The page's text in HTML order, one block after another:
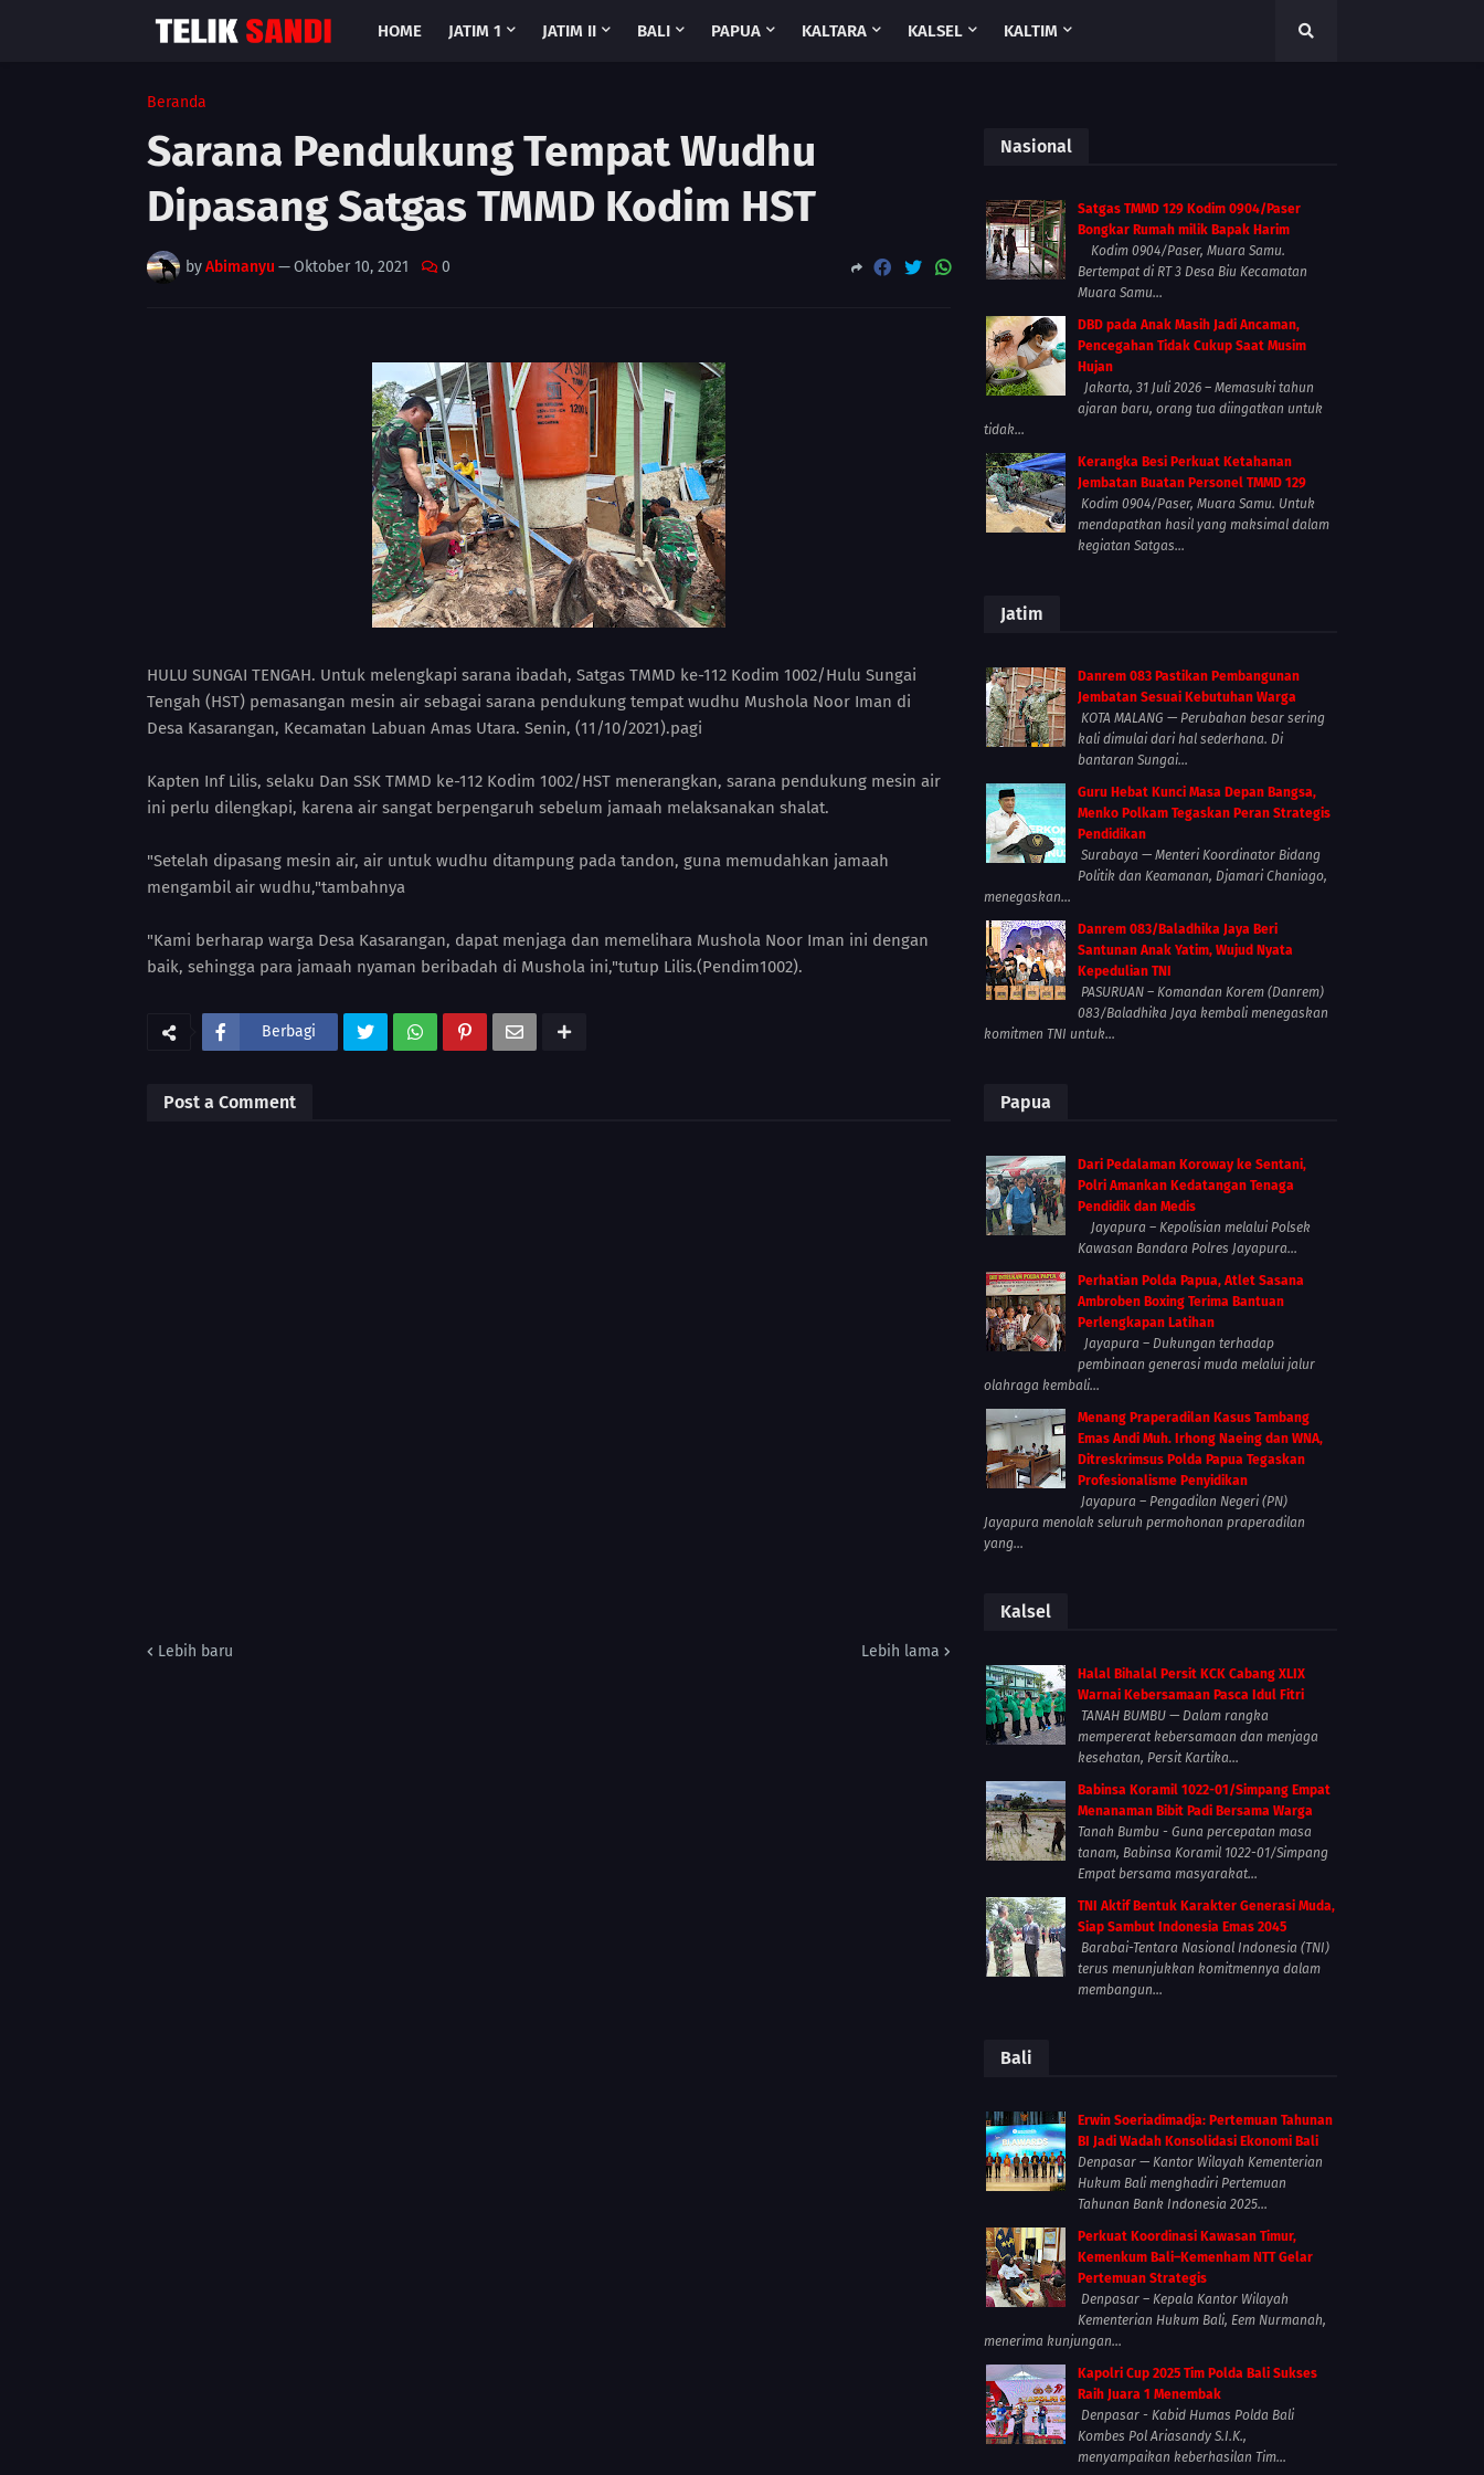
HOME JATIM 1 JATIM II BALI PAPUA KALTARA KALSEL KALTIM
Beranda
Sarana Pendukung Tempat Wudhu
Dipasang Satgas TMMD Kodim HST
byAbimanyu —Oktober 10, 2021 0
HULU SUNGAI TENGAH. Untuk melengkapi sarana ibadah, Satgas TMMD ke-112 Kodim 1002/Hulu Sungai
Tengah (HST) pemasangan mesin air sebagai sarana pendukung tempat wudhu Mushola Noor Iman di
Desa Kasarangan, Kecamatan Labuan Amas Utara. Senin, (11/10/2021).pagi
Kapten Inf Lilis, selaku Dan SSK TMMD ke-112 Kodim 1002/HST menerangkan, sarana pendukung mesin air
ini perlu dilengkapi, karena air sangat berpengaruh sebelum jamaah melaksanakan shalat.
"Setelah dipasang mesin air, air untuk wudhu ditampung pada tandon, guna memudahkan jamaah
mengambil air wudhu,"tambahnya
"Kami berharap warga Desa Kasarangan, dapat menjaga dan memelihara Mushola Noor Iman ini dengan
baik, sehingga para jamaah nyaman beribadah di Mushola ini,"tutup Lilis.(Pendim1002).
Berbagi
Post a Comment
Lebih baru Lebih lama
Nasional
Satgas TMMD 129 Kodim 0904/Paser
Bongkar Rumah milik Bapak Harim
Kodim 0904/Paser, Muara Samu.
Bertempat di RT 3 Desa Biu Kecamatan
Muara Samu...
DBD pada Anak Masih Jadi Ancaman,
Pencegahan Tidak Cukup Saat Musim
Hujan
Jakarta, 31 Juli 2026 – Memasuki tahun
ajaran baru, orang tua diingatkan untuk
tidak...
Kerangka Besi Perkuat Ketahanan
Jembatan Buatan Personel TMMD 129
Kodim 0904/Paser, Muara Samu. Untuk
mendapatkan hasil yang maksimal dalam
kegiatan Satgas...
Jatim
Danrem 083 Pastikan Pembangunan
Jembatan Sesuai Kebutuhan Warga
KOTA MALANG — Perubahan besar sering
kali dimulai dari hal sederhana. Di
bantaran Sungai...
Guru Hebat Kunci Masa Depan Bangsa,
Menko Polkam Tegaskan Peran Strategis
Pendidikan
Surabaya — Menteri Koordinator Bidang
Politik dan Keamanan, Djamari Chaniago,
menegaskan...
Danrem 083/Baladhika Jaya Beri
Santunan Anak Yatim, Wujud Nyata
Kepedulian TNI
PASURUAN – Komandan Korem (Danrem)
083/Baladhika Jaya kembali menegaskan
komitmen TNI untuk...
Papua
Dari Pedalaman Koroway ke Sentani,
Polri Amankan Kedatangan Tenaga
Pendidik dan Medis
Jayapura – Kepolisian melalui Polsek
Kawasan Bandara Polres Jayapura...
Perhatian Polda Papua, Atlet Sasana
Ambroben Boxing Terima Bantuan
Perlengkapan Latihan
Jayapura – Dukungan terhadap
pembinaan generasi muda melalui jalur
olahraga kembali...
Menang Praperadilan Kasus Tambang
Emas Andi Muh. Irhong Naeing dan WNA,
Ditreskrimsus Polda Papua Tegaskan
Profesionalisme Penyidikan
Jayapura – Pengadilan Negeri (PN)
Jayapura menolak seluruh permohonan praperadilan
yang...
Kalsel
Halal Bihalal Persit KCK Cabang XLIX
Warnai Kebersamaan Pasca Idul Fitri
TANAH BUMBU — Dalam rangka
mempererat kebersamaan dan menjaga
kesehatan, Persit Kartika...
Babinsa Koramil 1022-01/Simpang Empat
Menanaman Bibit Padi Bersama Warga
Tanah Bumbu - Guna percepatan masa
tanam, Babinsa Koramil 1022-01/Simpang
Empat bersama masyarakat...
TNI Aktif Bentuk Karakter Generasi Muda,
Siap Sambut Indonesia Emas 2045
Barabai-Tentara Nasional Indonesia (TNI)
terus menunjukkan komitmennya dalam
membangun...
Bali
Erwin Soeriadimadja: Pertemuan Tahunan
BI Jadi Wadah Konsolidasi Ekonomi Bali
Denpasar — Kantor Wilayah Kementerian
Hukum Bali menghadiri Pertemuan
Tahunan Bank Indonesia 2025...
Perkuat Koordinasi Kawasan Timur,
Kemenkum Bali–Kemenham NTT Gelar
Pertemuan Strategis
Denpasar – Kepala Kantor Wilayah
Kementerian Hukum Bali, Eem Nurmanah,
menerima kunjungan...
Kapolri Cup 2025 Tim Polda Bali Sukses
Raih Juara 1 Menembak
Denpasar - Kabid Humas Polda Bali
Kombes Pol Ariasandy S.I.K.,
menyampaikan keberhasilan Tim...